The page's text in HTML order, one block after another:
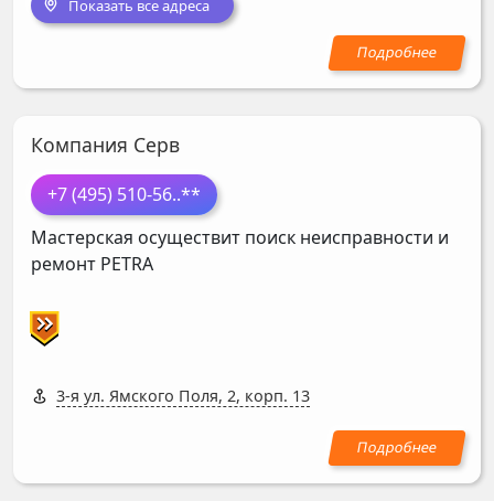
Показать все адреса
Компания Серв
+7 (495) 510-56..**
Мастерская осуществит поиск неисправности и
ремонт PETRA
3-я ул. Ямского Поля, 2, корп. 13